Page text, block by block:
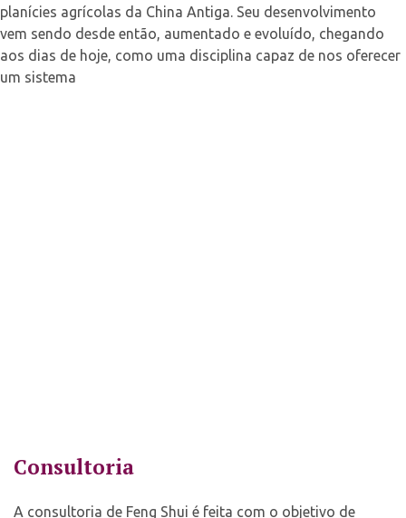
planícies agrícolas da China Antiga. Seu desenvolvimento
vem sendo desde então, aumentado e evoluído, chegando
aos dias de hoje, como uma disciplina capaz de nos oferecer
um sistema
Consultoria
A consultoria de Feng Shui é feita com o objetivo de